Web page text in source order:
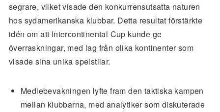
segrare, vilket visade den konkurrensutsatta naturen
hos sydamerikanska klubbar. Detta resultat förstärkte
idén om att Intercontinental Cup kunde ge
överraskningar, med lag från olika kontinenter som
visade sina unika spelstilar.
Mediebevakningen lyfte fram den taktiska kampen
mellan klubbarna, med analytiker som diskuterade